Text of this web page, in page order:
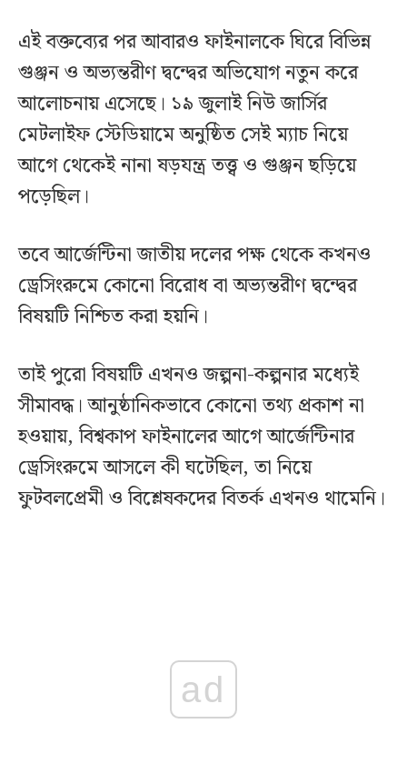
এই বক্তব্যের পর আবারও ফাইনালকে ঘিরে বিভিন্ন
গুঞ্জন ও অভ্যন্তরীণ দ্বন্দ্বের অভিযোগ নতুন করে
আলোচনায় এসেছে। ১৯ জুলাই নিউ জার্সির
মেটলাইফ স্টেডিয়ামে অনুষ্ঠিত সেই ম্যাচ নিয়ে
আগে থেকেই নানা ষড়যন্ত্র তত্ত্ব ও গুঞ্জন ছড়িয়ে
পড়েছিল।
তবে আর্জেন্টিনা জাতীয় দলের পক্ষ থেকে কখনও
ড্রেসিংরুমে কোনো বিরোধ বা অভ্যন্তরীণ দ্বন্দ্বের
বিষয়টি নিশ্চিত করা হয়নি।
তাই পুরো বিষয়টি এখনও জল্পনা-কল্পনার মধ্যেই
সীমাবদ্ধ। আনুষ্ঠানিকভাবে কোনো তথ্য প্রকাশ না
হওয়ায়, বিশ্বকাপ ফাইনালের আগে আর্জেন্টিনার
ড্রেসিংরুমে আসলে কী ঘটেছিল, তা নিয়ে
ফুটবলপ্রেমী ও বিশ্লেষকদের বিতর্ক এখনও থামেনি।
ad